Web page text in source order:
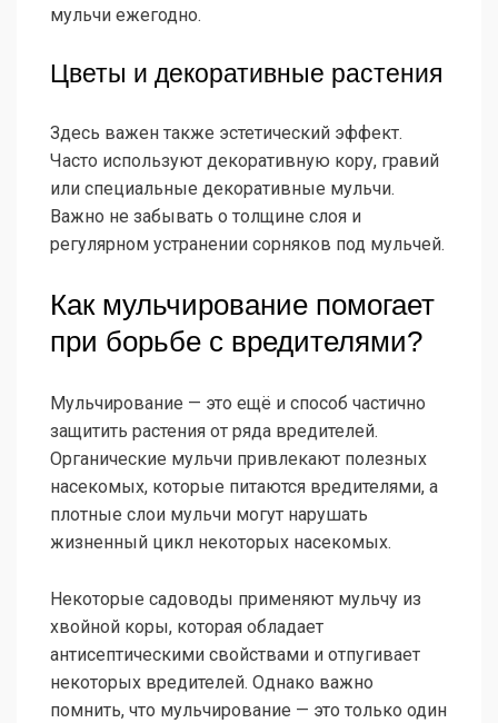
мульчи ежегодно.
Цветы и декоративные растения
Здесь важен также эстетический эффект.
Часто используют декоративную кору, гравий
или специальные декоративные мульчи.
Важно не забывать о толщине слоя и
регулярном устранении сорняков под мульчей.
Как мульчирование помогает
при борьбе с вредителями?
Мульчирование — это ещё и способ частично
защитить растения от ряда вредителей.
Органические мульчи привлекают полезных
насекомых, которые питаются вредителями, а
плотные слои мульчи могут нарушать
жизненный цикл некоторых насекомых.
Некоторые садоводы применяют мульчу из
хвойной коры, которая обладает
антисептическими свойствами и отпугивает
некоторых вредителей. Однако важно
помнить, что мульчирование — это только один